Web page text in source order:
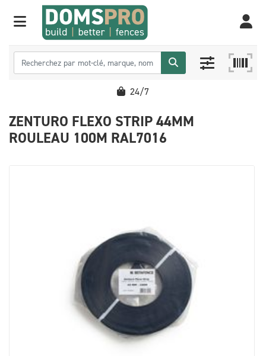
24/7
ZENTURO FLEXO STRIP 44MM
ROULEAU 100M RAL7016